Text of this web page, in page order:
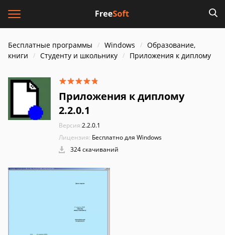
Бесплатные программы Windows
Образование,
книги
Cтуденту и школьнику Приложения к диплому
Приложения к диплому
2.2.0.1
Версия:2.2.0.1
Лицензия: Бесплатно для Windows
324 скачиваний